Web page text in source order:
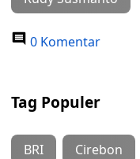
0 Komentar
Tag Populer
BRI Cirebon